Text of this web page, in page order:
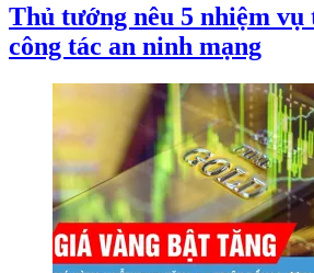
Thủ tướng nêu 5 nhiệm vụ
công tác an ninh mạng